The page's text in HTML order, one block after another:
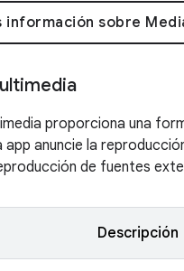
información sobre
proporciona una
app anuncie la
de fuentes
Descripción